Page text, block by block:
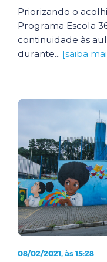
Priorizando o
Programa Escola
continuidade às
durante... [saiba
08/02/2021, às 15:28